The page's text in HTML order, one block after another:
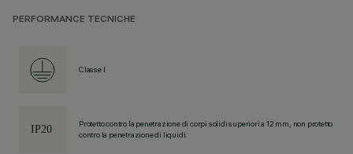
PERFORMANCE TECNICHE
Classe I
Protetto contro la penetrazione di corpi solidi superiori a 12 mm, non protetto
contro la penetrazione di liquidi.